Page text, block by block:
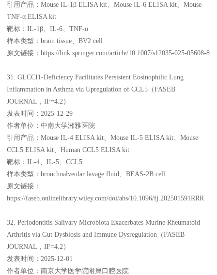
引用产品：Mouse IL-1β ELISA kit、Mouse IL-6 ELISA kit、Mouse
TNF-α ELISA kit
靶标：IL-1β、IL-6、TNF-α
样本类型：brain tissue、BV2 cell
原文链接：https://link.springer.com/article/10.1007/s12035-025-05608-8
31. GLCCI1-Deficiency Facilitates Persistent Eosinophilic Lung
Inflammation in Asthma via Upregulation of CCL5（FASEB
JOURNAL，IF=4.2）
发表时间：2025-12-29
作者单位：中南大学湘雅医院
引用产品：Mouse IL-4 ELISA kit、Mouse IL-5 ELISA kit、Mouse
CCL5 ELISA kit、Human CCL5 ELISA kit
靶标：IL-4、IL-5、CCL5
样本类型：bronchoalveolar lavage fluid、BEAS-2B cell
原文链接：
https://faseb.onlinelibrary.wiley.com/doi/abs/10.1096/fj.202501591RRR
32. Periodontitis Salivary Microbiota Exacerbates Murine Rheumatoid
Arthritis via Gut Dysbiosis and Immune Dysregulation（FASEB
JOURNAL，IF=4.2）
发表时间：2025-12-01
作者单位：南京大学医学院附属口腔医院